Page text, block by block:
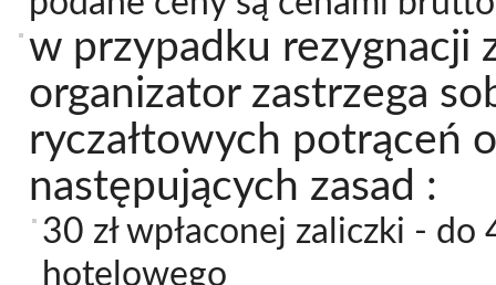
w przypadku rezygnacji
organizator zastrzega
ryczałtowych potrąceń
następujących zasad :
30 zł wpłaconej zaliczki -
hotelowego